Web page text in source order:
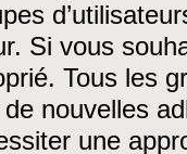
Si vous
Tous les
nouvelles
une